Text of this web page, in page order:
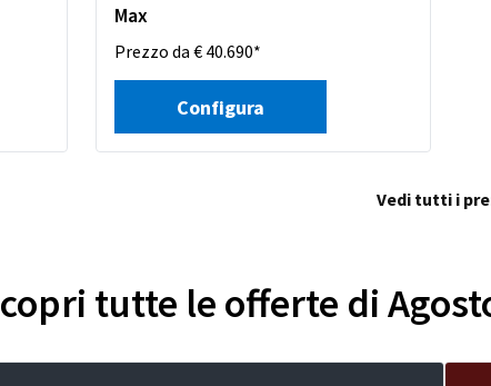
Max
Prezzo da € 40.690*
Configura
Vedi tutti i
tutte le offerte di